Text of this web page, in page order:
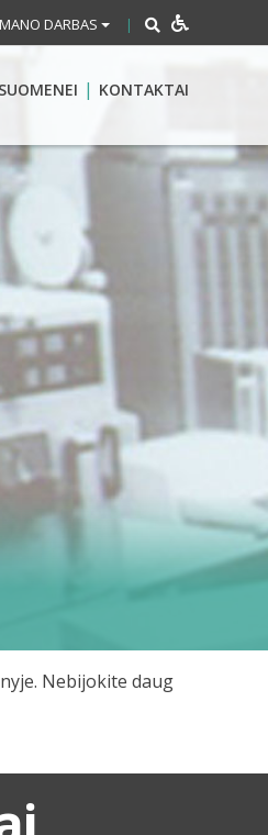
MANO DARBAS |
KONTAKTAI
Nebijokite daug